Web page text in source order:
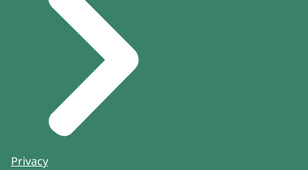
Privacy